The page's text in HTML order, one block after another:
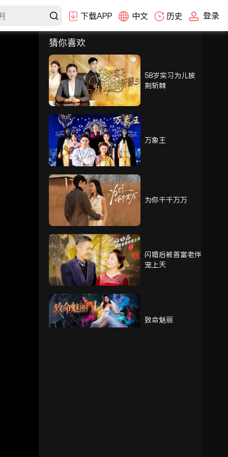
下载APP 中文 历史 登录
选集
1-30
31-60 61-80
61 62 63
64 65 66
67 68 69
70 71 72
73 74 75
76 77 78
79 80
猜你喜欢
58岁实习为儿披
荆斩棘
万象王
为你千千万万
闪婚后被首富老伴
宠上天
致命魅丽